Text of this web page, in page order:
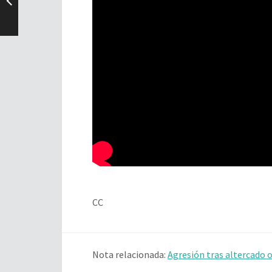
CC
Nota relacionada: Agresión tras altercado